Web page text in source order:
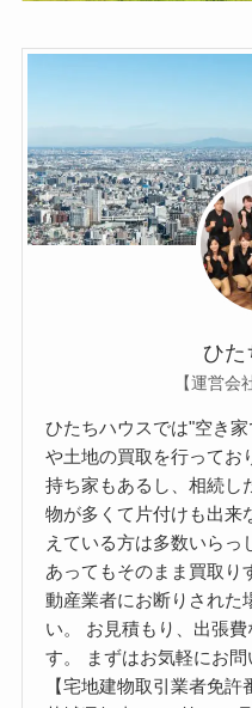
ひた
【運営会
ひたちハウスでは"空き
や土地の買取を行ってお
持ち家もあるし、相続し
物が多くて片付けも出来
えている方は多数いらっ
あってもそのまま買取り
動産業者にお断りされた
い。 お見積もり、出張
す。 まずはお気軽にお
【宅地建物取引業者免許